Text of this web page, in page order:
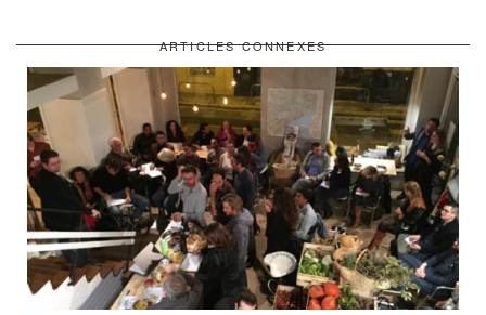
ARTICLES CONNEXES